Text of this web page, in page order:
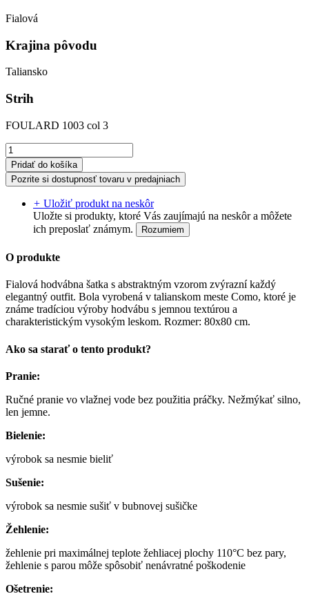
Fialová
Krajina pôvodu
Taliansko
Strih
FOULARD 1003 col 3
Pridať do košíka
Pozrite si dostupnosť tovaru v predajniach
+ Uložiť produkt na neskôr
Uložte si produkty, ktoré Vás zaujímajú na neskôr a môžete
ich preposlať známym.
Rozumiem
O produkte
Fialová hodvábna šatka s abstraktným vzorom zvýrazní každý
elegantný outfit. Bola vyrobená v talianskom meste Como, ktoré je
známe tradíciou výroby hodvábu s jemnou textúrou a
charakteristickým vysokým leskom. Rozmer: 80x80 cm.
Ako sa starať o tento produkt?
Pranie:
Ručné pranie vo vlažnej vode bez použitia práčky. Nežmýkať silno,
len jemne.
Bielenie:
výrobok sa nesmie bieliť
Sušenie:
výrobok sa nesmie sušiť v bubnovej sušičke
Žehlenie:
žehlenie pri maximálnej teplote žehliacej plochy 110°C bez pary,
žehlenie s parou môže spôsobiť nenávratné poškodenie
Ošetrenie: